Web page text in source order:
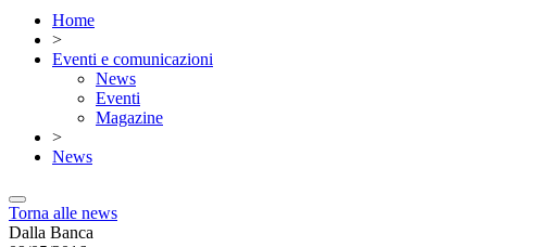
Home
>
Eventi e comunicazioni
News
Eventi
Magazine
>
News
Torna alle news
Dalla Banca